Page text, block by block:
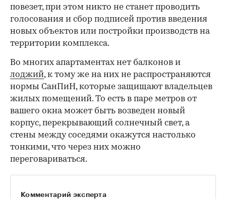
повезет, при этом никто не станет проводить
голосования и сбор подписей против введения
новых объектов или постройки производств на
территории комплекса.
Во многих апартаментах нет балконов и
лоджий, к тому же на них не распространяются
нормы СанПиН, которые защищают владельцев
жилых помещений. То есть в паре метров от
вашего окна может быть возведен новый
корпус, перекрывающий солнечный свет, а
стены между соседями окажутся настолько
тонкими, что через них можно
переговариваться.
Комментарий эксперта